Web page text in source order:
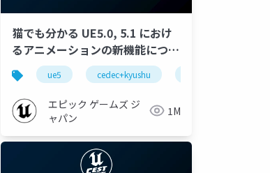
ue-effect ue-physics
west ’22 ue-nongame ue-aec
猫でも分かる UE5.0, 5.1 におけ
るアニメーションの新機能につい
て【CEDEC+KYUSHU 2022】
ue5 cedec+kyushu
エピック ゲームズ ジ
ャパン
1M